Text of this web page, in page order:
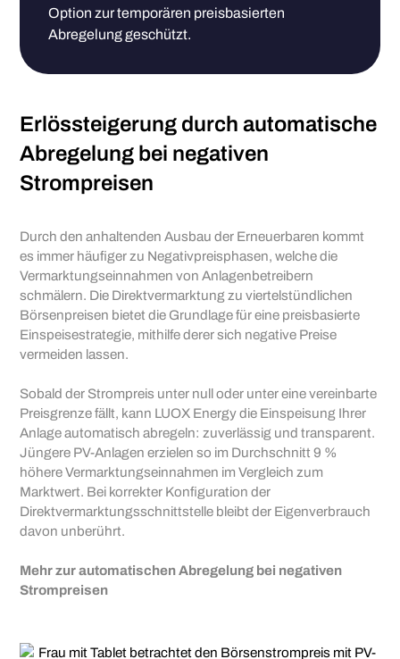
Option zur temporären preisbasierten
Abregelung geschützt.
Erlössteigerung durch automatische
Abregelung bei negativen
Strompreisen
Durch den anhaltenden Ausbau der Erneuerbaren kommt
es immer häufiger zu Negativpreisphasen, welche die
Vermarktungseinnahmen von Anlagenbetreibern
schmälern. Die Direktvermarktung zu viertelstündlichen
Börsenpreisen bietet die Grundlage für eine preisbasierte
Einspeisestrategie, mithilfe derer sich negative Preise
vermeiden lassen.
Sobald der Strompreis unter null oder unter eine vereinbarte
Preisgrenze fällt, kann LUOX Energy die Einspeisung Ihrer
Anlage automatisch abregeln: zuverlässig und transparent.
Jüngere PV-Anlagen erzielen so im Durchschnitt 9 %
höhere Vermarktungseinnahmen im Vergleich zum
Marktwert. Bei korrekter Konfiguration der
Direktvermarktungsschnittstelle bleibt der Eigenverbrauch
davon unberührt.
Mehr zur automatischen Abregelung bei negativen
Strompreisen